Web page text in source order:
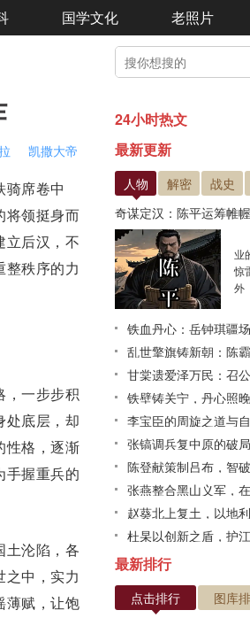
国学文化 老照片
凯撒大帝
骑席卷中
将领挺身而
立后汉，不
整秩序的力
一步步积
处底层，却
性格，逐渐
手握重兵的
土沦陷，各
之中，实力
薄赋 ，让饱
24小时热文
最新更新
人物 解密 战史
奇谋定汉：陈平运筹帷
业
惊
外
铁血丹心：岳钟琪疆
乱世擎旗铸新朝：陈
甘棠遗爱泽万民：召
铁壁铸关宁，丹心照
路悲歌
李宝臣的周旋之道与
张镐调兵复中原的破
陈登献策制吕布，智
张燕整合黑山义军，
赵葵北上复土，以地
杜杲以创新之盾，护
最新排行
点击排行 图库